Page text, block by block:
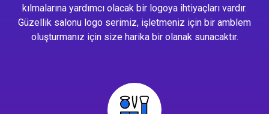
kılmalarına yardımcı olacak bir logoya ihtiyaçları vardır.
Güzellik salonu logo serimiz, işletmeniz için bir amblem
oluşturmanız için size harika bir olanak sunacaktır.